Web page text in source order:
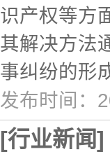
识产权等方
其解决方法
事纠纷的形
发布时间：
[行业新闻]